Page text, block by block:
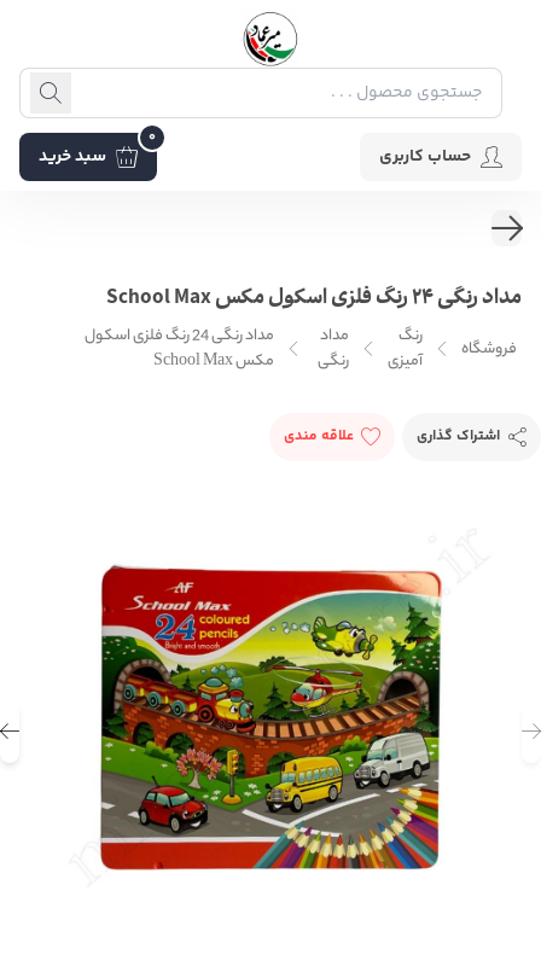
حساب کاربری سبد خرید
0
مداد رنگی 24 رنگ فلزی اسکول مکس School Max
فروشگاه
رنگ
آمیزی
مداد
رنگی
مداد رنگی 24 رنگ فلزی اسکول
مکس School Max
اشتراک گذاری علاقه مندی